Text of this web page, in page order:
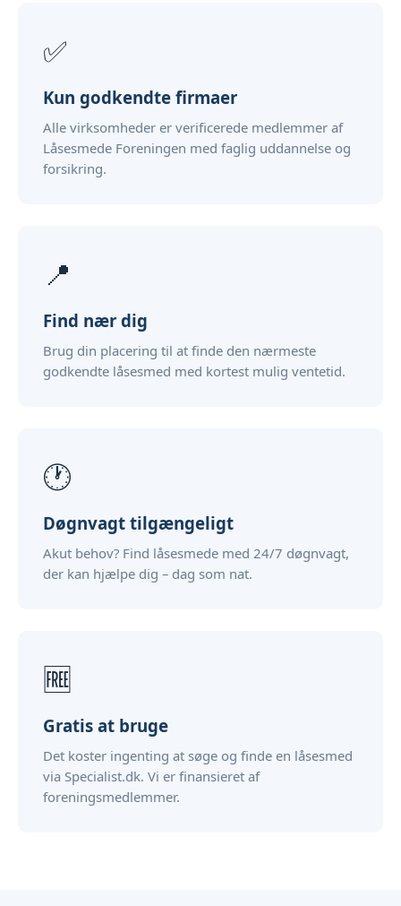
✅
Kun godkendte firmaer
Alle virksomheder er verificerede medlemmer af
Låsesmede Foreningen med faglig uddannelse og
forsikring.
📍
Find nær dig
Brug din placering til at finde den nærmeste
godkendte låsesmed med kortest mulig ventetid.
🕐
Døgnvagt tilgængeligt
Akut behov? Find låsesmede med 24/7 døgnvagt,
der kan hjælpe dig – dag som nat.
🆓
Gratis at bruge
Det koster ingenting at søge og finde en låsesmed
via Specialist.dk. Vi er finansieret af
foreningsmedlemmer.